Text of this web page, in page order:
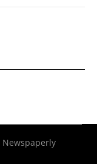
Newspaperly